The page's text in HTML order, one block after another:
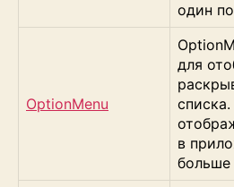
один
OptionMenu
для
в
больше